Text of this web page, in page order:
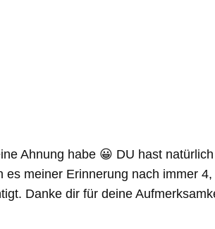
Ahnung habe 😀 DU hast
meiner Erinnerung nach immer
Danke dir für deine